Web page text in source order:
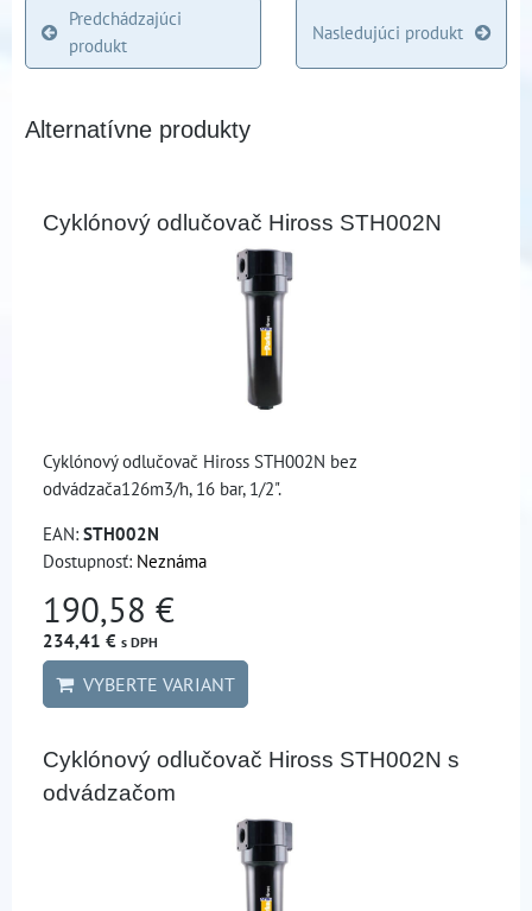
Predchádzajúci
produkt
Nasledujúci produkt
Alternatívne produkty
Cyklónový odlučovač Hiross STH002N
Cyklónový odlučovač Hiross STH002N bez
odvádzača126m3/h, 16 bar, 1/2".
EAN: STH002N
Dostupnosť: Neznáma
190,58 €
234,41 € s DPH
VYBERTE VARIANT
Cyklónový odlučovač Hiross STH002N s
odvádzačom